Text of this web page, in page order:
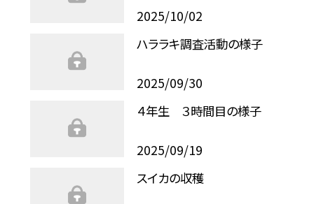
2025/10/02
ハララキ調査活動の様子
2025/09/30
４年生 ３時間目の様子
2025/09/19
スイカの収穫